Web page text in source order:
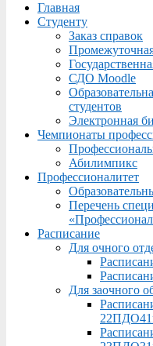
Menu
Главная
Студенту
Заказ справок
СДО Moodle
студентов
Электронная
Чемпионаты
Абилимпикс
Профессионалитет
Перечень
Расписание
Для очного
Для заочного